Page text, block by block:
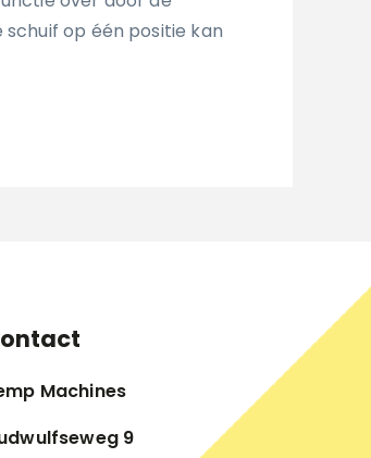
op één positie kan
Machines
9